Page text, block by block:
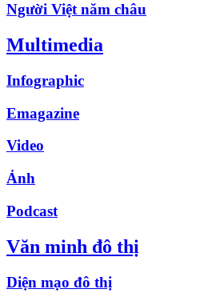
Người Việt năm châu
Multimedia
Infographic
Emagazine
Video
Ảnh
Podcast
Văn minh đô thị
Diện mạo đô thị